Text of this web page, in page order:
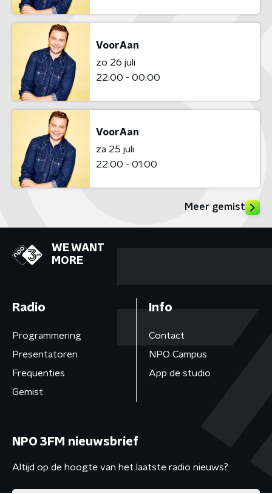
VoorAan
zo 26 juli
22:00 - 00:00
VoorAan
za 25 juli
22:00 - 01:00
Meer gemist
WE WANT
MORE
Radio
Programmering
Presentatoren
Frequenties
Gemist
Info
Contact
NPO Campus
App de studio
NPO 3FM nieuwsbrief
Altijd op de hoogte van het laatste radio nieuws?